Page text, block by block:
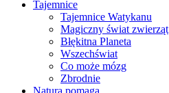
Tajemnice
Tajemnice Watykanu
Magiczny świat zwierząt
Błękitna Planeta
Wszechświat
Co może mózg
Zbrodnie
Natura pomaga